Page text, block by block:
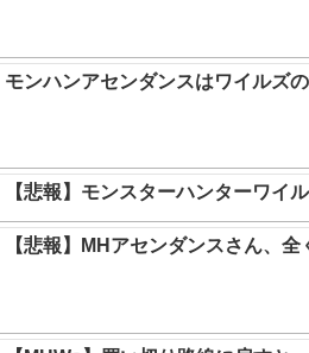
モンハンアセンダンスはワイルズ
【悲報】モンスターハンターワイ
【悲報】MHアセンダンスさん、